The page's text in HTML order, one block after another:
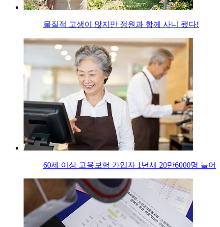
물질적 고생이 많지만 정원과 함께 사니 됐다!
60세 이상 고용보험 가입자 1년새 20만6000명 늘어